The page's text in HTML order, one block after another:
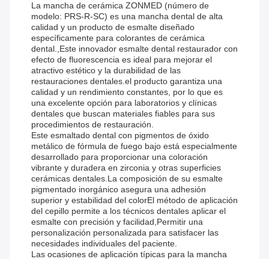
La mancha de cerámica ZONMED (número de
modelo: PRS-R-SC) es una mancha dental de alta
calidad y un producto de esmalte diseñado
específicamente para colorantes de cerámica
dental.,Este innovador esmalte dental restaurador con
efecto de fluorescencia es ideal para mejorar el
atractivo estético y la durabilidad de las
restauraciones dentales.el producto garantiza una
calidad y un rendimiento constantes, por lo que es
una excelente opción para laboratorios y clínicas
dentales que buscan materiales fiables para sus
procedimientos de restauración.
Este esmaltado dental con pigmentos de óxido
metálico de fórmula de fuego bajo está especialmente
desarrollado para proporcionar una coloración
vibrante y duradera en zirconia y otras superficies
cerámicas dentales.La composición de su esmalte
pigmentado inorgánico asegura una adhesión
superior y estabilidad del colorEl método de aplicación
del cepillo permite a los técnicos dentales aplicar el
esmalte con precisión y facilidad,Permitir una
personalización personalizada para satisfacer las
necesidades individuales del paciente.
Las ocasiones de aplicación típicas para la mancha